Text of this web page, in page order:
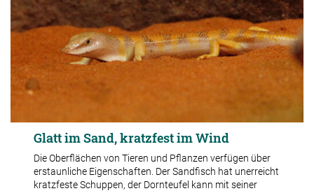
Glatt im Sand, kratzfest im Wind
Die Oberflächen von Tieren und Pflanzen verfügen über
erstaunliche Eigenschaften. Der Sandfisch hat unerreicht
kratzfeste Schuppen, der Dornteufel kann mit seiner